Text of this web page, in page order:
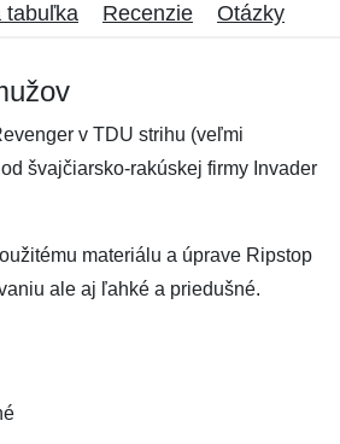
tabuľka Recenzie Otázky
v TDU strihu (veľmi
švajčiarsko-rakúskej firmy Invader
materiálu a úprave Ripstop
ale aj ľahké a priedušné.